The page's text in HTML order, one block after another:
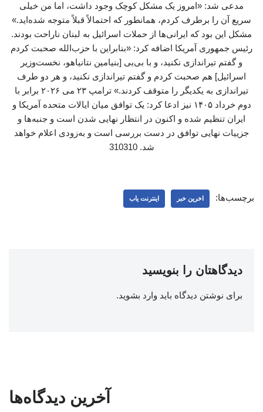
مدعی شد: «امروز یک مشکل کوچک وجود داشت، اما من خیلی
سریع آن را برطرف کردم، همانطور که احتمالاً قبلاً متوجه شده‌اید.»
مشکل این بود که ایرانی‌ها از حملات اسرائیل به لبنان ناراحت بودند.
رئیس جمهوری آمریکا اضافه کرد: «بنابراین با حزب‌الله صحبت کردم
و گفتم تیراندازی نکنید، و با بی‌بی [بنیامین نتانیاهو، نخست‌وزیر
اسرائیل] هم صحبت کردم و گفتم تیراندازی نکنید، و هر دو طرف
تیراندازی به یکدیگر را متوقف کردند.» ترامپ ۲۳ می ۲۰۲۶ برابر با
دوم خرداد ۱۴۰۵ نیز ادعا کرد: یک توافق میان ایالات متحده آمریکا و
ایران تنظیم شده و اکنون در انتظار نهایی شدن است و جنبه‌ها و
جزییات نهایی توافق در دست بررسی است و به‌زودی اعلام خواهد
شد. 310310
برچسب‌ها: اخرین خبر اینترنت یاب
دیدگاهتان را بنویسید
برای نوشتن دیدگاه باید وارد بشوید.
آخرین دیدگاه‌ها